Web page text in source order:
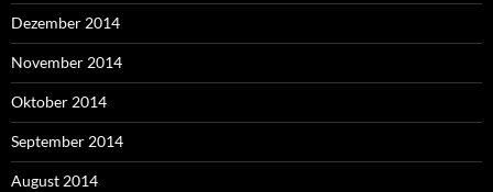
Dezember 2014
November 2014
Oktober 2014
September 2014
August 2014